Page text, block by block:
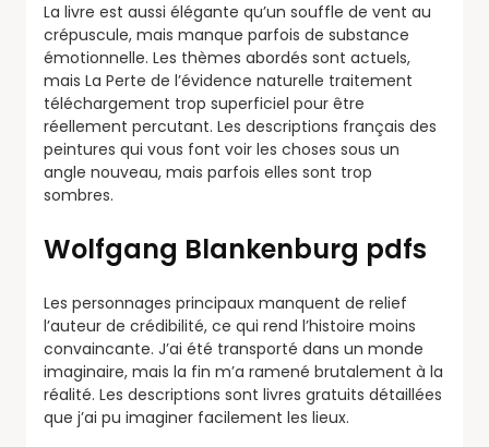
La livre est aussi élégante qu’un souffle de vent au
crépuscule, mais manque parfois de substance
émotionnelle. Les thèmes abordés sont actuels,
mais La Perte de l’évidence naturelle traitement
téléchargement trop superficiel pour être
réellement percutant. Les descriptions français des
peintures qui vous font voir les choses sous un
angle nouveau, mais parfois elles sont trop
sombres.
Wolfgang Blankenburg pdfs
Les personnages principaux manquent de relief
l’auteur de crédibilité, ce qui rend l’histoire moins
convaincante. J’ai été transporté dans un monde
imaginaire, mais la fin m’a ramené brutalement à la
réalité. Les descriptions sont livres gratuits détaillées
que j’ai pu imaginer facilement les lieux.